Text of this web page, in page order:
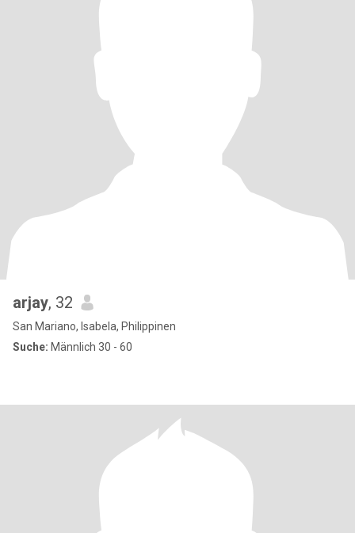
arjay, 32
San Mariano, Isabela, Philippinen
Suche: Männlich 30 - 60